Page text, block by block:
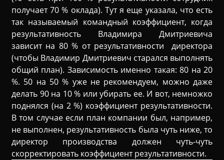
получает 70 % оклада). Тут я еще указала, что есть
так называемый командный коэффициент, когда
результативность Владимира Дмитриевича
зависит на 80 % от результативности директора
(чтобы Владимир Дмитриевич старался выполнять
общий план). Зависимость именно такая: 80 на 20
%. 50 на 50 % уже не рекомендуем, можно даже
делать 90 на 10 % или убирать ее. И вот, немножко
поднялся (на 2 %) коэффициент результативности.
В том случае если план компании был, например,
не выполнен, результативность была чуть ниже, то
директор производства должен чуть-чуть
скорректировать коэффициент результативности.